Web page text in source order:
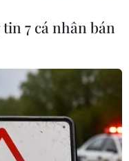
7 cá nhân bán